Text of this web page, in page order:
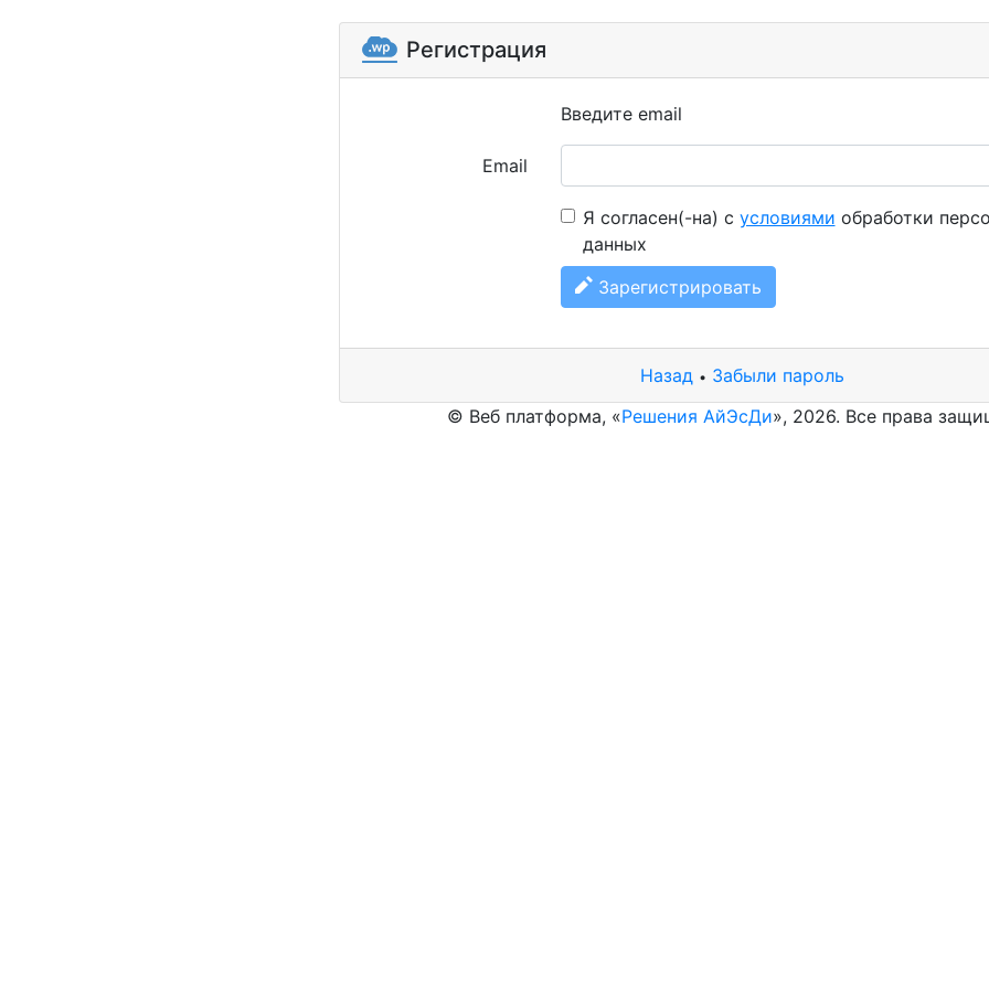
Регистрация
Введите email
Email
Я согласен(-на) с условиями обработки
данных
Зарегистрировать
Назад • Забыли пароль
© Веб платформа, «Решения АйЭсДи», 2026. Все права